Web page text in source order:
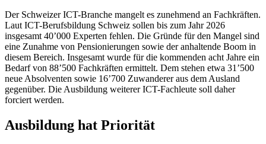
Der Schweizer ICT-Branche mangelt es zunehmend an Fachkräften.
Laut ICT-Berufsbildung Schweiz sollen bis zum Jahr 2026
insgesamt 40’000 Experten fehlen. Die Gründe für den Mangel sind
eine Zunahme von Pensionierungen sowie der anhaltende Boom in
diesem Bereich. Insgesamt wurde für die kommenden acht Jahre ein
Bedarf von 88’500 Fachkräften ermittelt. Dem stehen etwa 31’500
neue Absolventen sowie 16’700 Zuwanderer aus dem Ausland
gegenüber. Die Ausbildung weiterer ICT-Fachleute soll daher
forciert werden.
Ausbildung hat Priorität